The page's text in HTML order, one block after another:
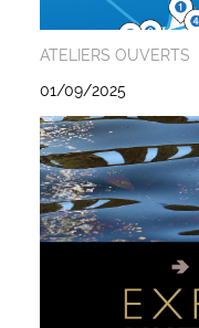
ATELIERS OUVERTS
01/09/2025